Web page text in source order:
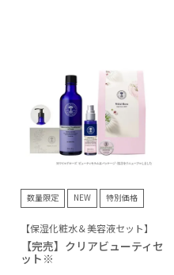
数量限定 NEW 特別価格
【保湿化粧水＆美容液セット】
【完売】クリアビューティセ
ット※